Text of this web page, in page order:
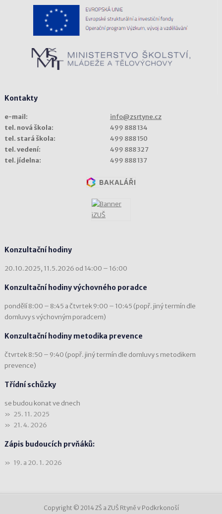
Kontakty
e-mail:
info@zsrtyne.cz
tel. nová škola:
499 888 134
tel. stará škola:
499 888 150
tel. vedení:
499 888 327
tel. jídelna:
499 888 137
Konzultační hodiny
20.10.2025, 11.5.2026 od 14:00 – 16:00
Konzultační hodiny výchovného poradce
pondělí 8:00 – 8:45 a čtvrtek 9:00 – 10:45 (popř. jiný termín dle
domluvy s výchovným poradcem)
Konzultační hodiny metodika prevence
čtvrtek 8:50 – 9:40 (popř. jiný termín dle domluvy s metodikem
prevence)
Třídní schůzky
se budou konat ve dnech
25. 11. 2025
21. 4. 2026
Zápis budoucích prvňáků:
19. a 20. 1. 2026
Copyright © 2014 ZŠ a ZUŠ Rtyně v Podkrkonoší